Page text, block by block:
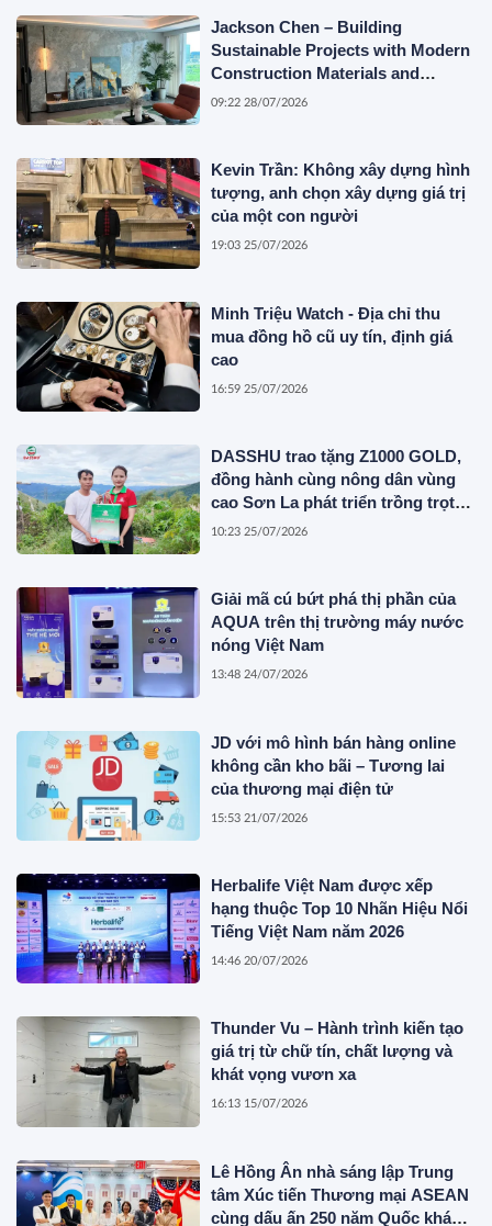
Jackson Chen – Building
Sustainable Projects with Modern
Construction Materials and
Innovative Container Solutions
09:22 28/07/2026
Kevin Trần: Không xây dựng hình
tượng, anh chọn xây dựng giá trị
của một con người
19:03 25/07/2026
Minh Triệu Watch - Địa chỉ thu
mua đồng hồ cũ uy tín, định giá
cao
16:59 25/07/2026
DASSHU trao tặng Z1000 GOLD,
đồng hành cùng nông dân vùng
cao Sơn La phát triển trồng trọt
bền vững
10:23 25/07/2026
Giải mã cú bứt phá thị phần của
AQUA trên thị trường máy nước
nóng Việt Nam
13:48 24/07/2026
JD với mô hình bán hàng online
không cần kho bãi – Tương lai
của thương mại điện tử
15:53 21/07/2026
Herbalife Việt Nam được xếp
hạng thuộc Top 10 Nhãn Hiệu Nổi
Tiếng Việt Nam năm 2026
14:46 20/07/2026
Thunder Vu – Hành trình kiến tạo
giá trị từ chữ tín, chất lượng và
khát vọng vươn xa
16:13 15/07/2026
Lê Hồng Ân nhà sáng lập Trung
tâm Xúc tiến Thương mại ASEAN
cùng dấu ấn 250 năm Quốc khánh